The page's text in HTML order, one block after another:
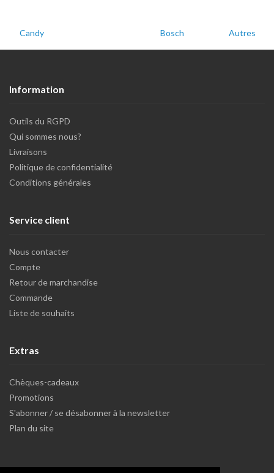
Candy Bosch Autres
Information
Outils du RGPD
Qui sommes nous?
Livraisons
Politique de confidentialité
Conditions générales
Service client
Nous contacter
Compte
Retour de marchandise
Commande
Liste de souhaits
Extras
Chèques-cadeaux
Promotions
S'abonner / se désabonner à la newsletter
Plan du site